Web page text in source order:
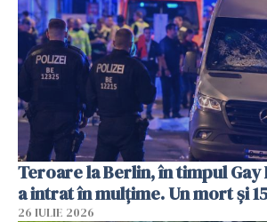
Teroare la Berlin, în timpul
a intrat în mulțime. Un mort și
26 IULIE 2026